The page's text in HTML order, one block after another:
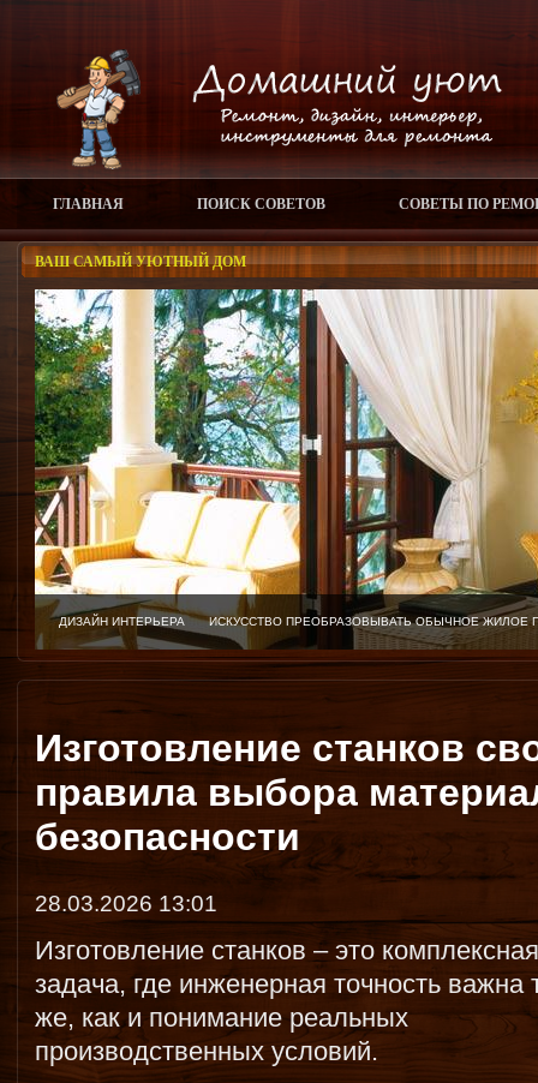
ГЛАВНАЯ ПОИСК СОВЕТОВ СОВЕТЫ ПО
ВАШ САМЫЙ УЮТНЫЙ ДОМ
ДИЗАЙН ИНТЕРЬЕРА ИСКУССТВО ПРЕОБРАЗОВЫВАТЬ ОБЫЧНОЕ
Изготовление станков
правила выбора
безопасности
28.03.2026 13:01
Изготовление станков – это комплексная
задача, где инженерная точность важна
же, как и понимание реальных
производственных условий.